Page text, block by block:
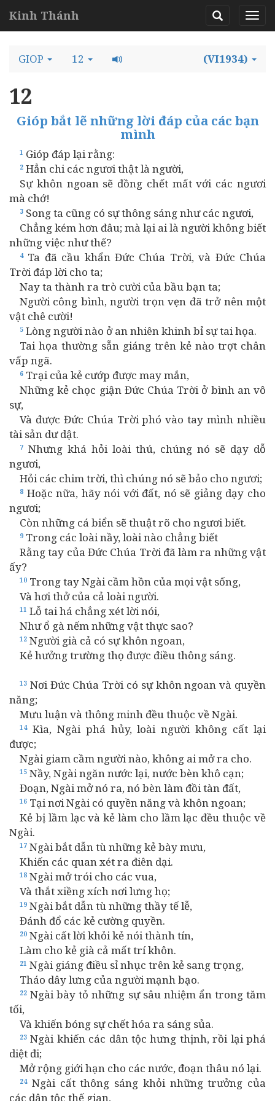
Kinh Thánh
GIOP 12 (VI1934)
12
Gióp bắt lẽ những lời đáp của các bạn
mình
1 Gióp đáp lại rằng:
2 Hẳn chi các ngươi thật là người,
Sự khôn ngoan sẽ đồng chết mất với các ngươi
mà chớ!
3 Song ta cũng có sự thông sáng như các ngươi,
Chẳng kém hơn đâu; mà lại ai là người không biết
những việc như thế?
4Ta đã cầu khẩn Đức Chúa Trời, và Đức Chúa
Trời đáp lời cho ta;
Nay ta thành ra trò cười của bầu bạn ta;
Người công bình, người trọn vẹn đã trở nên một
vật chê cười!
5 Lòng người nào ở an nhiên khinh bỉ sự tai họa.
Tai họa thường sẵn giáng trên kẻ nào trợt chân
vấp ngã.
6 Trại của kẻ cướp được may mắn,
Những kẻ chọc giận Đức Chúa Trời ở bình an vô
sự,
Và được Đức Chúa Trời phó vào tay mình nhiều
tài sản dư dật.
7 Nhưng khá hỏi loài thú, chúng nó sẽ dạy dỗ
ngươi,
Hỏi các chim trời, thì chúng nó sẽ bảo cho ngươi;
8 Hoặc nữa, hãy nói với đất, nó sẽ giảng dạy cho
ngươi;
Còn những cá biển sẽ thuật rõ cho ngươi biết.
9 Trong các loài nầy, loài nào chẳng biết
Rằng tay của Đức Chúa Trời đã làm ra những vật
ấy?
10 Trong tay Ngài cầm hồn của mọi vật sống,
Và hơi thở của cả loài người.
11 Lỗ tai há chẳng xét lời nói,
Như ổ gà nếm những vật thực sao?
12 Người già cả có sự khôn ngoan,
Kẻ hưởng trường thọ được điều thông sáng.
13 Nơi Đức Chúa Trời có sự khôn ngoan và quyền
năng;
Mưu luận và thông minh đều thuộc về Ngài.
14Kìa, Ngài phá hủy, loài người không cất lại
được;
Ngài giam cầm người nào, không ai mở ra cho.
15 Nầy, Ngài ngăn nước lại, nước bèn khô cạn;
Đoạn, Ngài mở nó ra, nó bèn làm đồi tàn đất,
16 Tại nơi Ngài có quyền năng và khôn ngoan;
Kẻ bị lầm lạc và kẻ làm cho lầm lạc đều thuộc về
Ngài.
17 Ngài bắt dẫn tù những kẻ bày mưu,
Khiến các quan xét ra điên dại.
18 Ngài mở trói cho các vua,
Và thắt xiềng xích nơi lưng họ;
19 Ngài bắt dẫn tù những thầy tế lễ,
Đánh đổ các kẻ cường quyền.
20 Ngài cất lời khỏi kẻ nói thành tín,
Làm cho kẻ già cả mất trí khôn.
21 Ngài giáng điều sỉ nhục trên kẻ sang trọng,
Tháo dây lưng của người mạnh bạo.
22 Ngài bày tỏ những sự sâu nhiệm ẩn trong tăm
tối,
Và khiến bóng sự chết hóa ra sáng sủa.
23 Ngài khiến các dân tộc hưng thịnh, rồi lại phá
diệt đi;
Mở rộng giới hạn cho các nước, đoạn thâu nó lại.
24Ngài cất thông sáng khỏi những trưởng của
các dân tộc thế gian,